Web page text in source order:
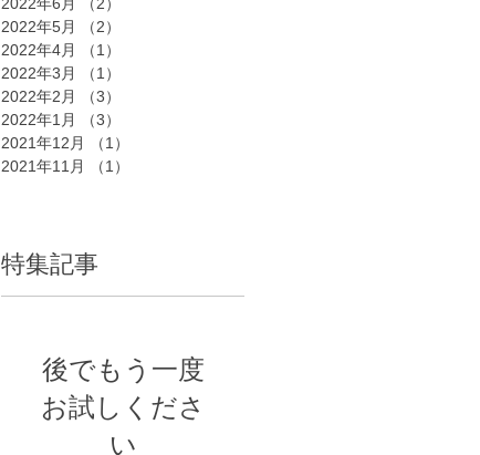
2022年5月
（2）
2022年4月
（1）
2022年3月
（1）
2022年2月
（3）
2022年1月
（3）
2021年12月
（1）
2021年11月
（1）
特集記事
後でもう一度
お試しくださ
い